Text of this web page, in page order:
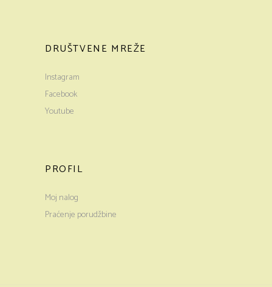
DRUŠTVENE MREŽE
Instagram
Facebook
Youtube
PROFIL
Moj nalog
Praćenje porudžbine